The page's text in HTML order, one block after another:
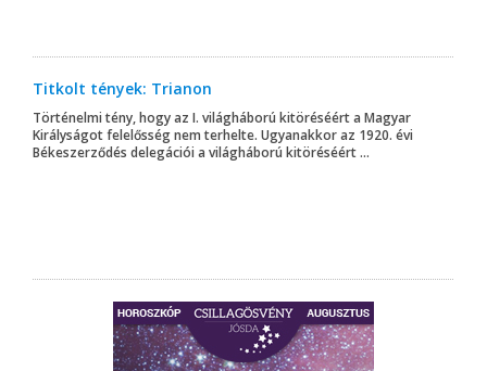
Titkolt tények: Trianon
Történelmi tény, hogy az I. világháború kitöréséért a Magyar
Királyságot felelősség nem terhelte. Ugyanakkor az 1920. évi
Békeszerződés delegációi a világháború kitöréséért ...